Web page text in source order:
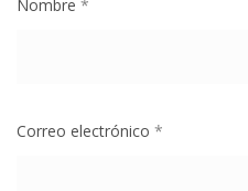
Nombre *
Correo electrónico *